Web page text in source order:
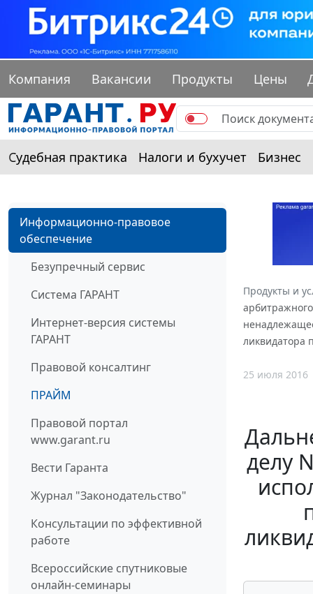
Компания Вакансии Продукты Цены
Судебная практика Налоги и бухучет Бизнес
Информационно-правовое
обеспечение
Безупречный сервис
Система ГАРАНТ
Интернет-версия системы
ГАРАНТ
Правовой консалтинг
ПРАЙМ
Правовой портал
www.garant.ru
Вести Гаранта
Журнал "Законодательство"
Консультации по эффективной
работе
Всероссийские спутниковые
онлайн-семинары
Продукты и
ликвидатора
25 июля 2016
делу